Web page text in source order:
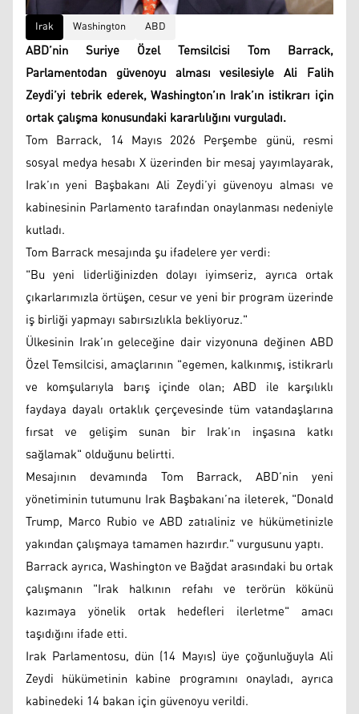
Irak Washington ABD
ABD’nin Suriye Özel Temsilcisi Tom Barrack,
Parlamentodan güvenoyu alması vesilesiyle Ali Falih
Zeydi’yi tebrik ederek, Washington’ın Irak’ın istikrarı için
ortak çalışma konusundaki kararlılığını vurguladı.
Tom Barrack, 14 Mayıs 2026 Perşembe günü, resmi
sosyal medya hesabı X üzerinden bir mesaj yayımlayarak,
Irak’ın yeni Başbakanı Ali Zeydi’yi güvenoyu alması ve
kabinesinin Parlamento tarafından onaylanması nedeniyle
kutladı.
Tom Barrack mesajında şu ifadelere yer verdi:
"Bu yeni liderliğinizden dolayı iyimseriz, ayrıca ortak
çıkarlarımızla örtüşen, cesur ve yeni bir program üzerinde
iş birliği yapmayı sabırsızlıkla bekliyoruz."
Ülkesinin Irak’ın geleceğine dair vizyonuna değinen ABD
Özel Temsilcisi, amaçlarının "egemen, kalkınmış, istikrarlı
ve komşularıyla barış içinde olan; ABD ile karşılıklı
faydaya dayalı ortaklık çerçevesinde tüm vatandaşlarına
fırsat ve gelişim sunan bir Irak’ın inşasına katkı
sağlamak" olduğunu belirtti.
Mesajının devamında Tom Barrack, ABD’nin yeni
yönetiminin tutumunu Irak Başbakanı’na ileterek, "Donald
Trump, Marco Rubio ve ABD zatıaliniz ve hükümetinizle
yakından çalışmaya tamamen hazırdır." vurgusunu yaptı.
Barrack ayrıca, Washington ve Bağdat arasındaki bu ortak
çalışmanın "Irak halkının refahı ve terörün kökünü
kazımaya yönelik ortak hedefleri ilerletme" amacı
taşıdığını ifade etti.
Irak Parlamentosu, dün (14 Mayıs) üye çoğunluğuyla Ali
Zeydi hükümetinin kabine programını onayladı, ayrıca
kabinedeki 14 bakan için güvenoyu verildi.